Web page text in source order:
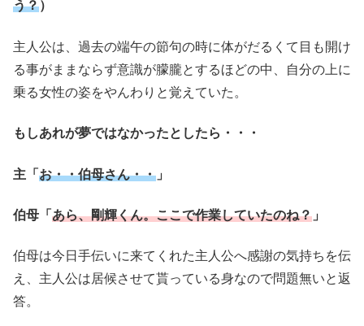
う？）
主人公は、過去の端午の節句の時に体がだるくて目も開け
る事がままならず意識が朦朧とするほどの中、自分の上に
乗る女性の姿をやんわりと覚えていた。
もしあれが夢ではなかったとしたら・・・
主「 お・・伯母さん・・ 」
伯母「 あら、剛輝くん。ここで作業していたのね？ 」
伯母は今日手伝いに来てくれた主人公へ感謝の気持ちを伝
え、主人公は居候させて貰っている身なので問題無いと返
答。